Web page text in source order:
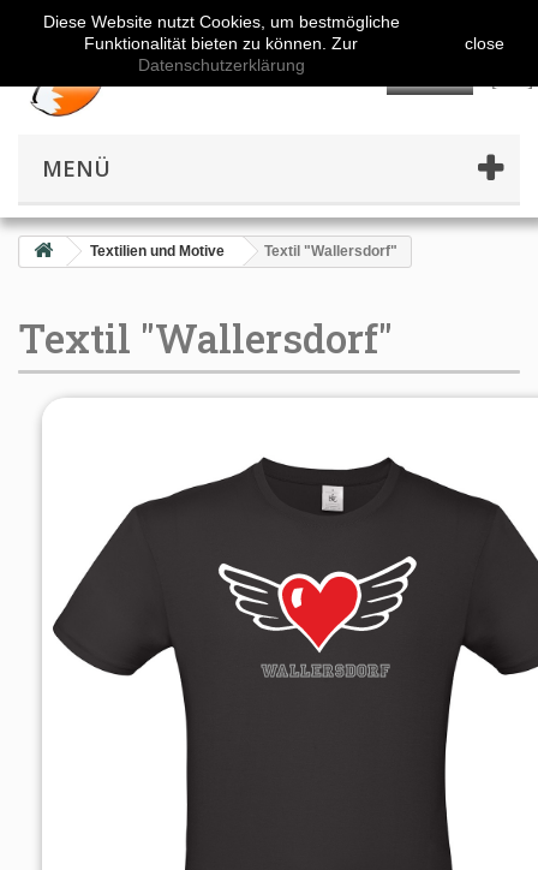
MENÜ
Textilien und Motive Textil "Wallersdorf"
Textil "Wallersdorf"
Diese Website nutzt Cookies, um bestmögliche
Funktionalität bieten zu können. Zur
Datenschutzerklärung
close